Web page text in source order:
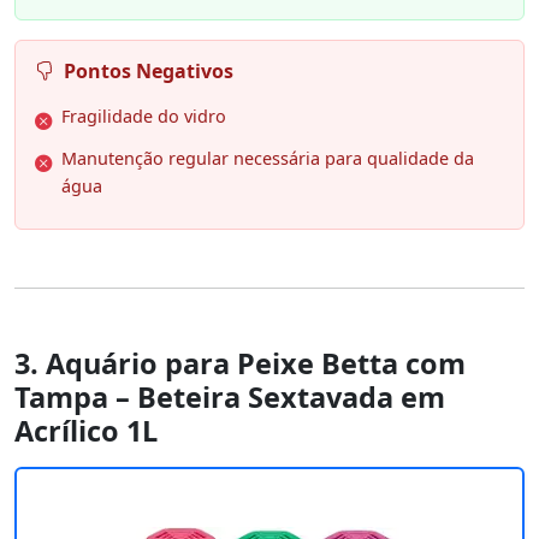
Pontos Negativos
Fragilidade do vidro
Manutenção regular necessária para qualidade da
água
3. Aquário para Peixe Betta com
Tampa – Beteira Sextavada em
Acrílico 1L